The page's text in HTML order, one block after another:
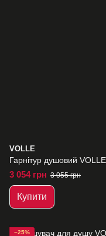
VOLLE
Гарнітур душовий
3 054 грн 3 055 грн
Купити
−25%